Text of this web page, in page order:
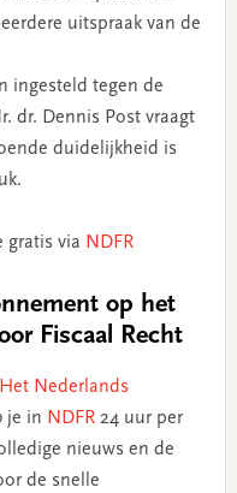
uitspraak van de
ingesteld tegen de
dr. Dennis Post vraagt
duidelijkheid is
gratis via NDFR
op het
Fiscaal Recht
Het Nederlands
je in NDFR24 uur per
nieuws en de
de snelle